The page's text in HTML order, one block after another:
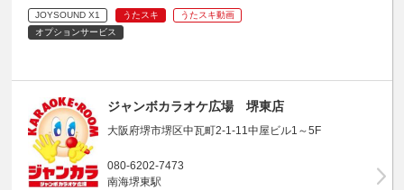
JOYSOUND X1 うたスキ
うたスキ動画
オプションサービス
ジャンボカラオケ広場 堺東店
大阪府堺市堺区中瓦町2-1-11中屋ビル1～5F
080-6202-7473
南海堺東駅